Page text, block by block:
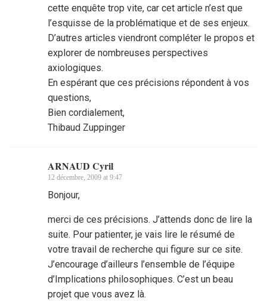
cette enquête trop vite, car cet article n’est que
l’esquisse de la problématique et de ses enjeux.
D’autres articles viendront compléter le propos et
explorer de nombreuses perspectives
axiologiques.
En espérant que ces précisions répondent à vos
questions,
Bien cordialement,
Thibaud Zuppinger
ARNAUD Cyril
12 décembre, 2009 at 9:47
Bonjour,
merci de ces précisions. J’attends donc de lire la
suite. Pour patienter, je vais lire le résumé de
votre travail de recherche qui figure sur ce site.
J’encourage d’ailleurs l’ensemble de l’équipe
d’Implications philosophiques. C’est un beau
projet que vous avez là.